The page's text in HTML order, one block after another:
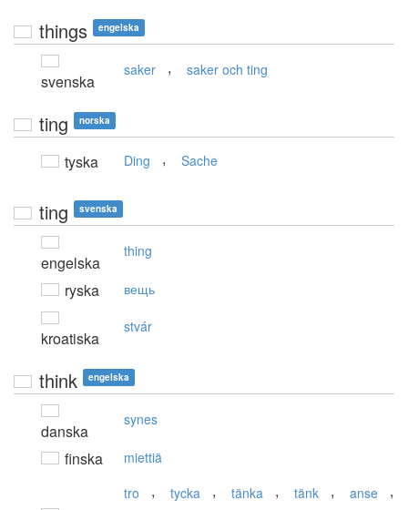
things engelska
svenska
saker , saker och ting
ting norska
tyska Ding , Sache
ting svenska
engelska
thing
ryska вещь
kroatiska
stvár
think engelska
danska
synes
finska miettiä
tro , tycka , tänka , tänk , anse ,